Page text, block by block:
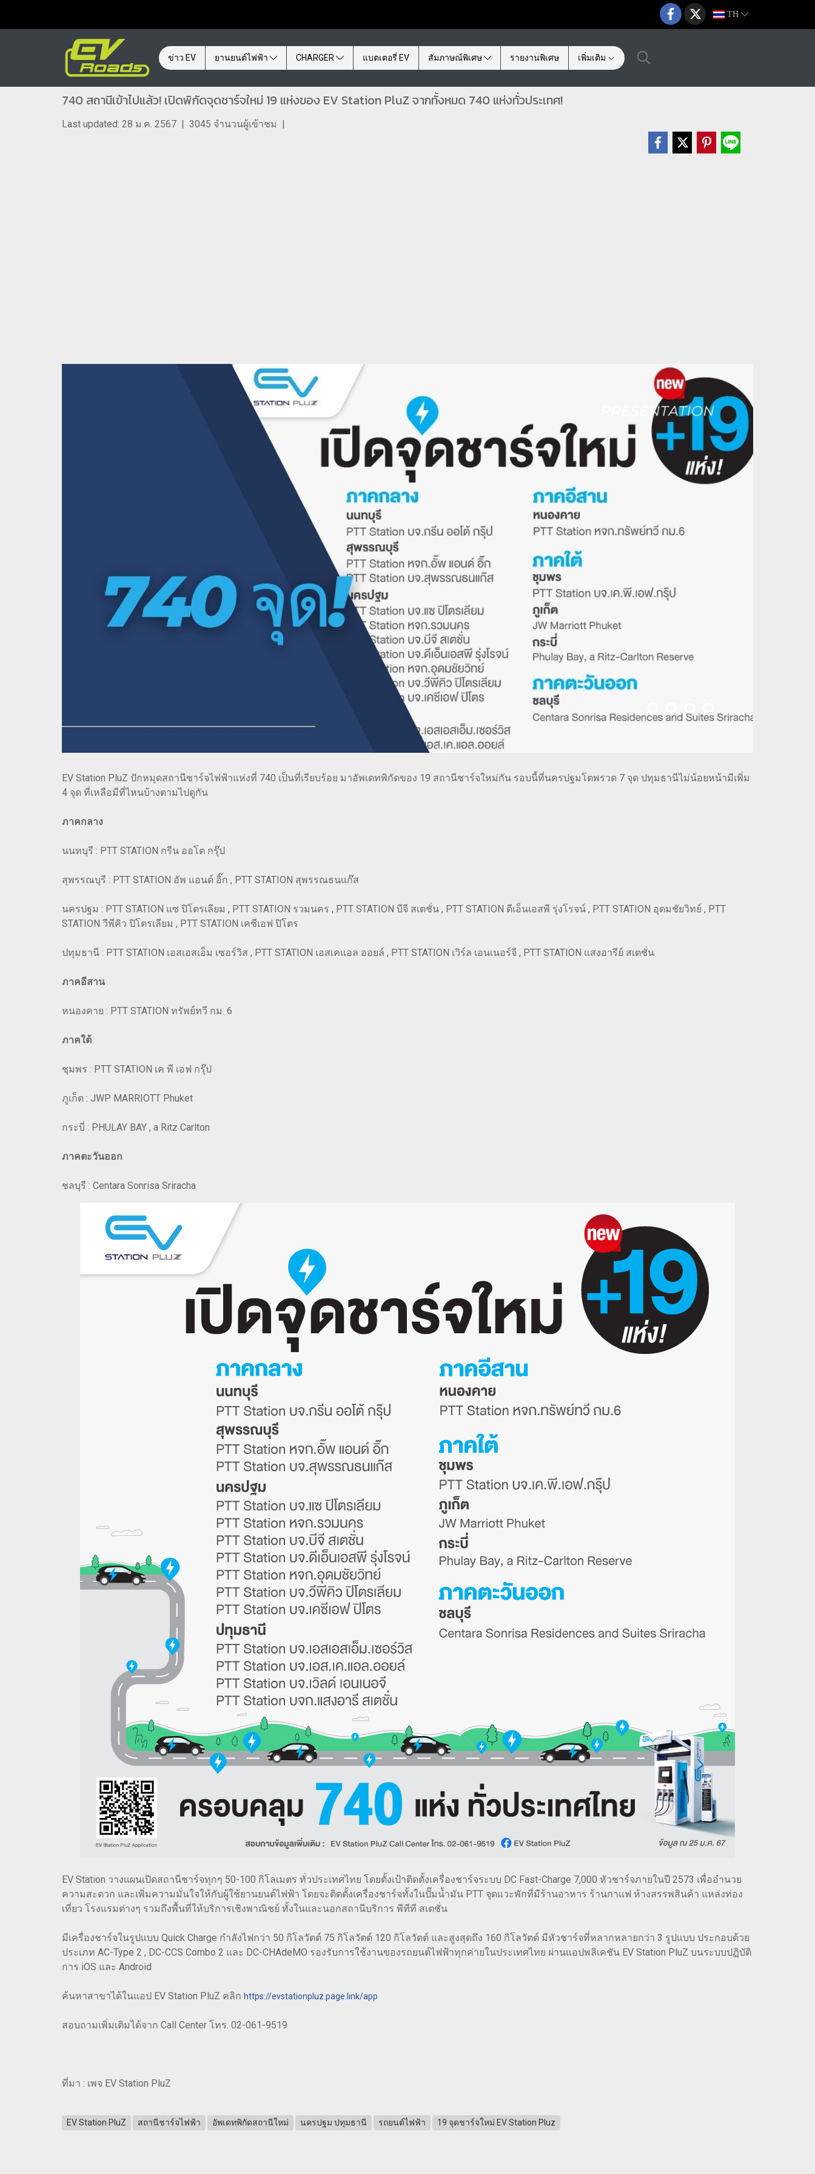
TH
ข่าว EV ยานยนต์ไฟฟ้า CHARGER แบตเตอรี่ EV สัมภาษณ์พิเศษ รายงานพิเศษ เพิ่มเติม
740 สถานีเข้าไปแล้ว! เปิดพิกัดจุดชาร์จใหม่ 19 แห่งของ EV Station PluZ จากทั้งหมด 740 แห่งทั่วประเทศ!
Last updated: 28 ม.ค. 2567 | 3045 จำนวนผู้เข้าชม |
EV Station PluZ ปักหมุดสถานีชาร์จไฟฟ้าแห่งที่ 740 เป็นที่เรียบร้อย มาอัพเดทพิกัดของ 19 สถานีชาร์จใหม่กัน รอบนี้ที่นครปฐมโตพรวด 7 จุด ปทุมธานีไม่น้อยหน้ามีเพิ่ม
4 จุด ที่เหลือมีที่ไหนบ้างตามไปดูกัน
ภาคกลาง
นนทบุรี : PTT STATION กรีน ออโต กรุ๊ป
สุพรรณบุรี : PTT STATION อัพ แอนด์ อิ๊ก , PTT STATION สุพรรณธนแก๊ส
นครปฐม : PTT STATION แซ ปิโตรเลียม , PTT STATION รวมนคร , PTT STATION บีจี สเตชั่น , PTT STATION ดีเอ็นเอสพี รุ่งโรจน์ , PTT STATION อุดมชัยวิทย์ , PTT
STATION วีพีคิว ปิโตรเลียม , PTT STATION เคซีเอฟ ปิโตร
ปทุมธานี : PTT STATION เอสเอสเอ็ม เซอร์วิส , PTT STATION เอสเคแอล ออยล์ , PTT STATION เวิร์ล เอนเนอร์จี , PTT STATION แสงอารีย์ สเตชั่น
ภาคอีสาน
หนองคาย : PTT STATION ทรัพย์ทวี กม. 6
ภาคใต้
ชุมพร : PTT STATION เค พี เอฟ กรุ๊ป
ภูเก็ต : JWP MARRIOTT Phuket
กระบี่ : PHULAY BAY , a Ritz Carlton
ภาคตะวันออก
ชลบุรี : Centara Sonrisa Sriracha
EV Station วางแผนเปิดสถานีชาร์จทุกๆ 50-100 กิโลเมตร ทั่วประเทศไทย โดยตั้งเป้าติดตั้งเครื่องชาร์จระบบ DC Fast-Charge 7,000 หัวชาร์จภายในปี 2573 เพื่ออำนวย
ความสะดวก และเพิ่มความมั่นใจให้กับผู้ใช้ยานยนต์ไฟฟ้า โดยจะติดตั้งเครื่องชาร์จทั้งในปั๊มน้ำมัน PTT จุดแวะพักที่มีร้านอาหาร ร้านกาแฟ ห้างสรรพสินค้า แหล่งท่อง
เที่ยว โรงแรมต่างๆ รวมถึงพื้นที่ให้บริการเชิงพาณิชย์ ทั้งในและนอกสถานีบริการ พีทีที สเตชั่น
มีเครื่องชาร์จในรูปแบบ Quick Charge กำลังไฟกว่า 50 กิโลวัตต์ 75 กิโลวัตต์ 120 กิโลวัตต์ และสูงสุดถึง 160 กิโลวัตต์ มีหัวชาร์จที่หลากหลายกว่า 3 รูปแบบ ประกอบด้วย
ประเภท AC-Type 2 , DC-CCS Combo 2 และ DC-CHAdeMO รองรับการใช้งานของรถยนต์ไฟฟ้าทุกค่ายในประเทศไทย ผ่านแอปพลิเคชัน EV Station PluZ บนระบบปฏิบัติ
การ iOS และ Android
ค้นหาสาขาได้ในแอป EV Station PluZ คลิก https://evstationpluz.page.link/app
สอบถามเพิ่มเติมได้จาก Call Center โทร. 02-061-9519
ที่มา : เพจ EV Station PluZ
EV Station PluZ สถานีชาร์จไฟฟ้า อัพเดทพิกัดสถานีใหม่ นครปฐม ปทุมธานี รถยนต์ไฟฟ้า 19 จุดชาร์จใหม่ EV Station Pluz